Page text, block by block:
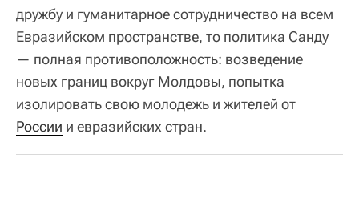
дружбу и гуманитарное сотрудничество на всем
Евразийском пространстве, то политика Санду
— полная противоположность: возведение
новых границ вокруг Молдовы, попытка
изолировать свою молодежь и жителей от
России и евразийских стран.